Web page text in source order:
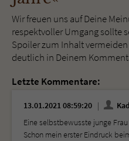
Wir freuen uns auf Deine
respektvoller Umgang sollte
Spoiler zum Inhalt
deutlich in Deinem
Letzte Kommentare:
13.01.2021 08:59:20
Eine selbstbewusste junge
Schon mein erster Eindruck